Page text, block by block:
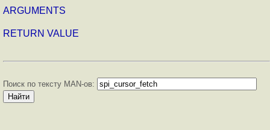
ARGUMENTS
RETURN VALUE
Поиск по тексту MAN-ов: